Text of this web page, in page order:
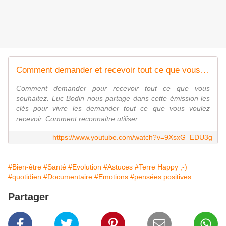
Comment demander et recevoir tout ce que vous voulez - Luc bodin
Comment demander pour recevoir tout ce que vous
souhaitez. Luc Bodin nous partage dans cette émission les
clés pour vivre les demander tout ce que vous voulez
recevoir. Comment reconnaitre utiliser
https://www.youtube.com/watch?v=9XsxG_EDU3g
#Bien-être #Santé #Evolution #Astuces #Terre Happy ;-)
#quotidien #Documentaire #Emotions #pensées positives
Partager